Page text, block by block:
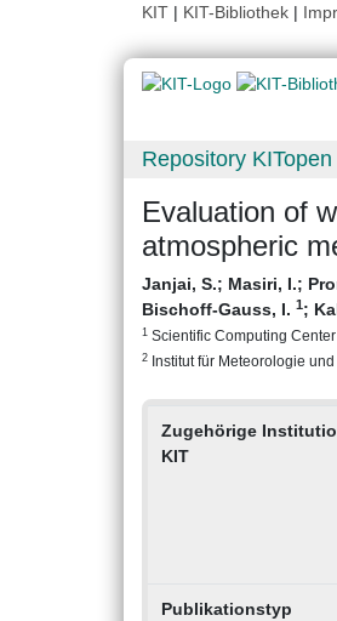
KIT | KIT-Bibliothek |
Repository KITopen
Evaluation of
atmospheric
Janjai, S.; Masiri, I.;
Bischoff-Gauss, I. 1;
1 Scientific Computing
2 Institut für Meteorologie
Zugehörige
KIT
Publikationstyp